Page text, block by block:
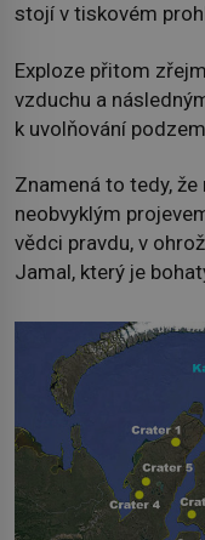
stojí v tiskovém
Exploze přitom
vzduchu a
k uvolňování
Znamená to tedy,
neobvyklým
vědci pravdu, v
Jamal, který je